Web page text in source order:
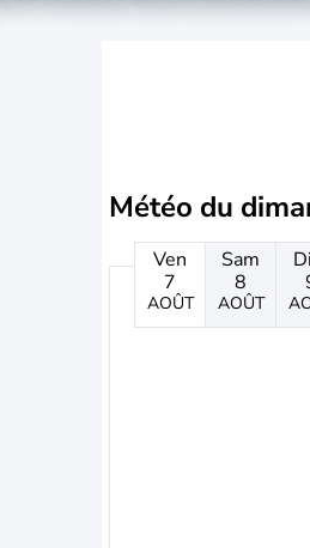
Météo du
Ven
7
AOÛT
Sam
8
AOÛT